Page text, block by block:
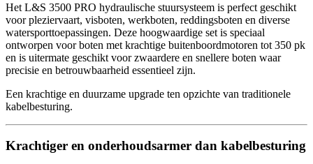
Het L&S 3500 PRO hydraulische stuursysteem is perfect geschikt
voor pleziervaart, visboten, werkboten, reddingsboten en diverse
watersporttoepassingen. Deze hoogwaardige set is speciaal
ontworpen voor boten met krachtige buitenboordmotoren tot 350 pk
en is uitermate geschikt voor zwaardere en snellere boten waar
precisie en betrouwbaarheid essentieel zijn.
Een krachtige en duurzame upgrade ten opzichte van traditionele
kabelbesturing.
Krachtiger en onderhoudsarmer dan kabelbesturing